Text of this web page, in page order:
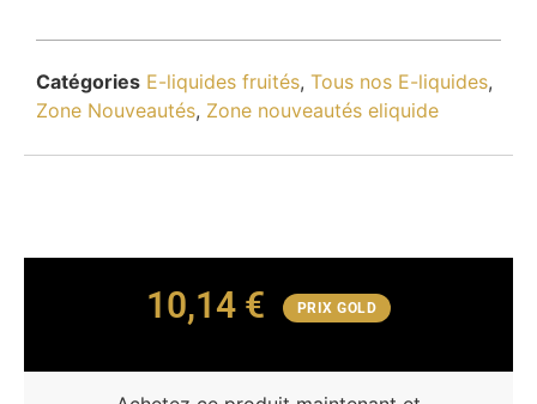
Catégories E-liquides fruités, Tous nos E-liquides,
Zone Nouveautés, Zone nouveautés eliquide
10,14 € PRIX GOLD